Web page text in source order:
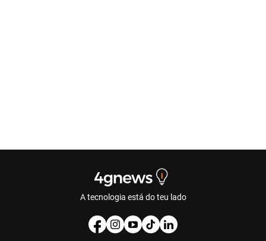
A tecnologia está do teu lado